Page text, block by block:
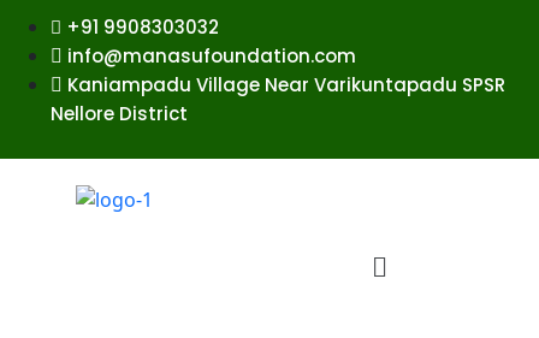
+91 9908303032
info@manasufoundation.com
Kaniampadu Village Near Varikuntapadu SPSR
Nellore District